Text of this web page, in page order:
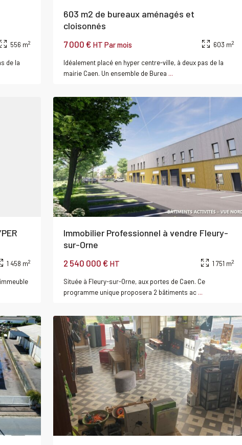
556 m2
de la
603 m2 de bureaux aménagés et
cloisonnés
7 000 € HT Par mois 603 m2
Idéalement placé en hyper centre-ville, à deux pas de la
mairie Caen. Un ensemble de Burea ...
1 458 m2
sur-
Immobilier Professionnel à vendre Fleury-
sur-Orne
2 540 000 € HT 1 751 m2
Située à Fleury-sur-Orne, aux portes de Caen. Ce
programme unique proposera 2 bâtiments ac ...
commercial
Local
commercial
Louer
Local
commercial